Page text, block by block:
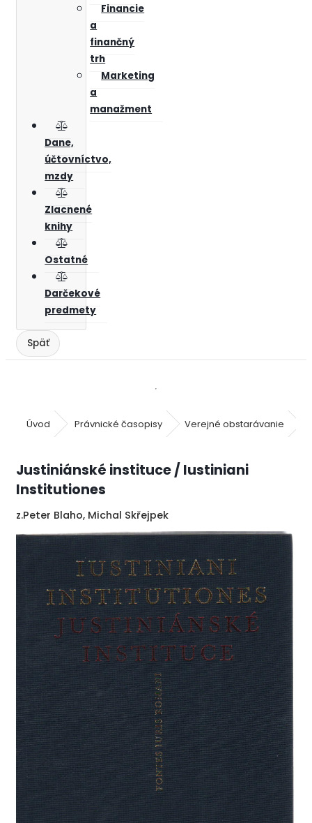
Financie
a
finančný
trh
Marketing
a
manažment
Dane,
účtovníctvo,
mzdy
Zlacnené
knihy
Ostatné
Darčekové
predmety
Úvod Právnické časopisy Verejné obstarávanie
Justiniánské instituce / Iustiniani
Institutiones
z.Peter Blaho, Michal Skřejpek